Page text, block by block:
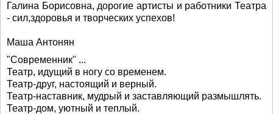
Галина Борисовна, дорогие артисты и работники Театра
- сил,здоровья и творческих успехов!
Маша Антонян
"Современник" ...
Театр, идущий в ногу со временем.
Театр-друг, настоящий и верный.
Театр-наставник, мудрый и заставляющий размышлять.
Театр-дом, уютный и теплый.